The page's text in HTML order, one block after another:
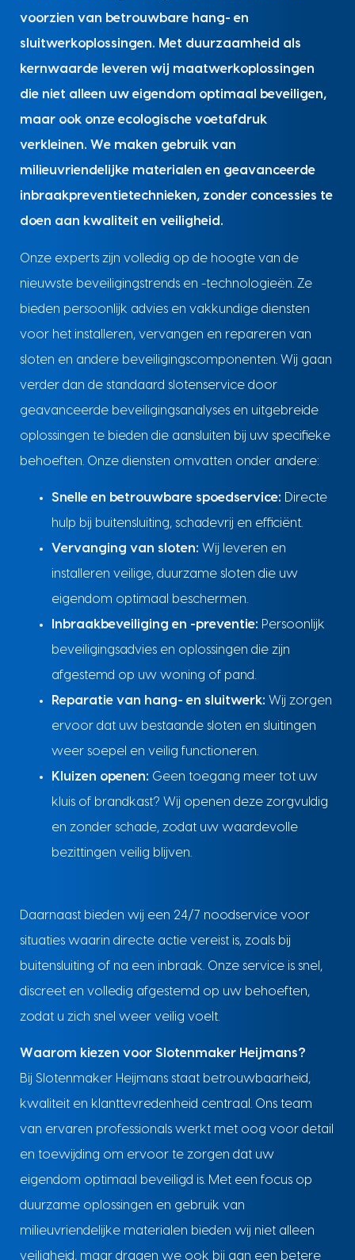
voorzien van betrouwbare hang- en
sluitwerkoplossingen. Met duurzaamheid als
kernwaarde leveren wij maatwerkoplossingen
die niet alleen uw eigendom optimaal beveiligen,
maar ook onze ecologische voetafdruk
verkleinen. We maken gebruik van
milieuvriendelijke materialen en geavanceerde
inbraakpreventietechnieken, zonder concessies te
doen aan kwaliteit en veiligheid.
Onze experts zijn volledig op de hoogte van de
nieuwste beveiligingstrends en -technologieën. Ze
bieden persoonlijk advies en vakkundige diensten
voor het installeren, vervangen en repareren van
sloten en andere beveiligingscomponenten. Wij gaan
verder dan de standaard slotenservice door
geavanceerde beveiligingsanalyses en uitgebreide
oplossingen te bieden die aansluiten bij uw specifieke
behoeften. Onze diensten omvatten onder andere:
Snelle en betrouwbare spoedservice: Directe
hulp bij buitensluiting, schadevrij en efficiënt.
Vervanging van sloten: Wij leveren en
installeren veilige, duurzame sloten die uw
eigendom optimaal beschermen.
Inbraakbeveiliging en -preventie: Persoonlijk
beveiligingsadvies en oplossingen die zijn
afgestemd op uw woning of pand.
Reparatie van hang- en sluitwerk: Wij zorgen
ervoor dat uw bestaande sloten en sluitingen
weer soepel en veilig functioneren.
Kluizen openen: Geen toegang meer tot uw
kluis of brandkast? Wij openen deze zorgvuldig
en zonder schade, zodat uw waardevolle
bezittingen veilig blijven.
Daarnaast bieden wij een 24/7 noodservice voor
situaties waarin directe actie vereist is, zoals bij
buitensluiting of na een inbraak. Onze service is snel,
discreet en volledig afgestemd op uw behoeften,
zodat u zich snel weer veilig voelt.
Waarom kiezen voor Slotenmaker Heijmans?
Bij Slotenmaker Heijmans staat betrouwbaarheid,
kwaliteit en klanttevredenheid centraal. Ons team
van ervaren professionals werkt met oog voor detail
en toewijding om ervoor te zorgen dat uw
eigendom optimaal beveiligd is. Met een focus op
duurzame oplossingen en gebruik van
milieuvriendelijke materialen bieden wij niet alleen
veiligheid, maar dragen we ook bij aan een betere